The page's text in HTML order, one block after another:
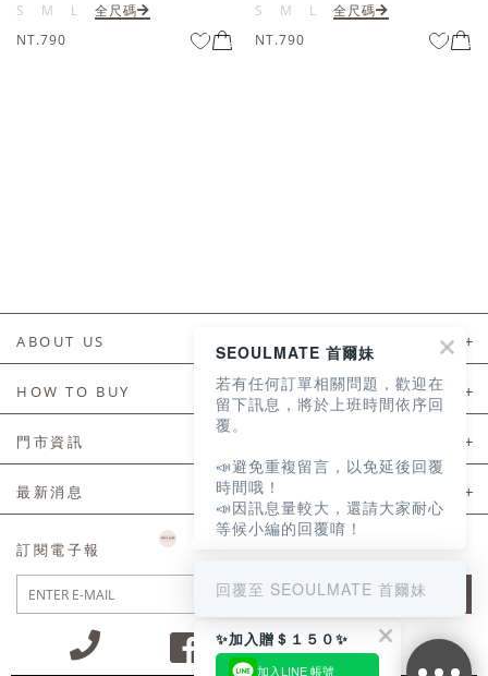
S
M L
全尺碼
NT.790
S
M L
全尺碼
NT.790
ABOUT US
HOW TO BUY
如何購買
會員常見問題
訂單常見問題
商品售後服務
電子發票
門市資訊
門市資訊
最新消息
LINE官方會員活動
訂閱電子報
JOIN
✨加入贈＄１５０✨
加入LINE 帳號
SEOULMATE 首爾妹
若有任何訂單相關問題，歡迎在
留下訊息，將於上班時間依序回
覆。
📣避免重複留言，以免延後回覆
時間哦！
📣因訊息量較大，還請大家耐心
等候小編的回覆唷！
回覆至 SEOULMATE 首爾妹